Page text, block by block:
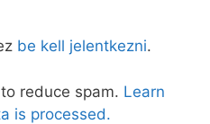
be kell jelentkezni.
reduce spam. Learn
is processed.